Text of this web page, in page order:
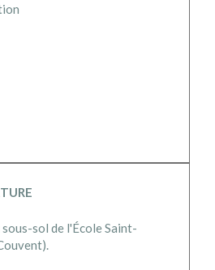
sol de l'École Saint-